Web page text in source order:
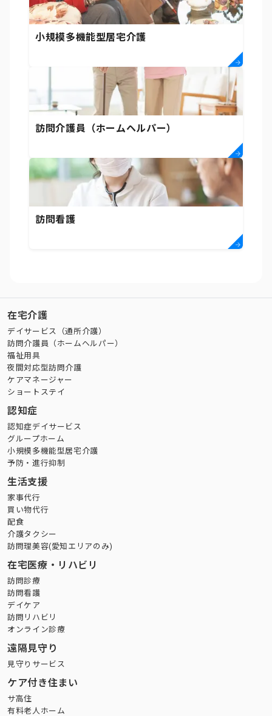
小規模多機能型居宅介護
訪問介護員（ホームヘルパー）
訪問看護
在宅介護
デイサービス（通所介護）
訪問介護員（ホームヘルパー）
福祉用具
夜間対応型訪問介護
ケアマネージャー
ショートステイ
認知症
認知症デイサービス
グループホーム
小規模多機能型居宅介護
予防・進行抑制
生活支援
家事代行
買い物代行
配食
介護タクシー
訪問理美容(愛知エリアのみ)
在宅医療・リハビリ
訪問診療
訪問看護
デイケア
訪問リハビリ
オンライン診療
遠隔見守り
見守りサービス
ケア付き住まい
サ高住
有料老人ホーム